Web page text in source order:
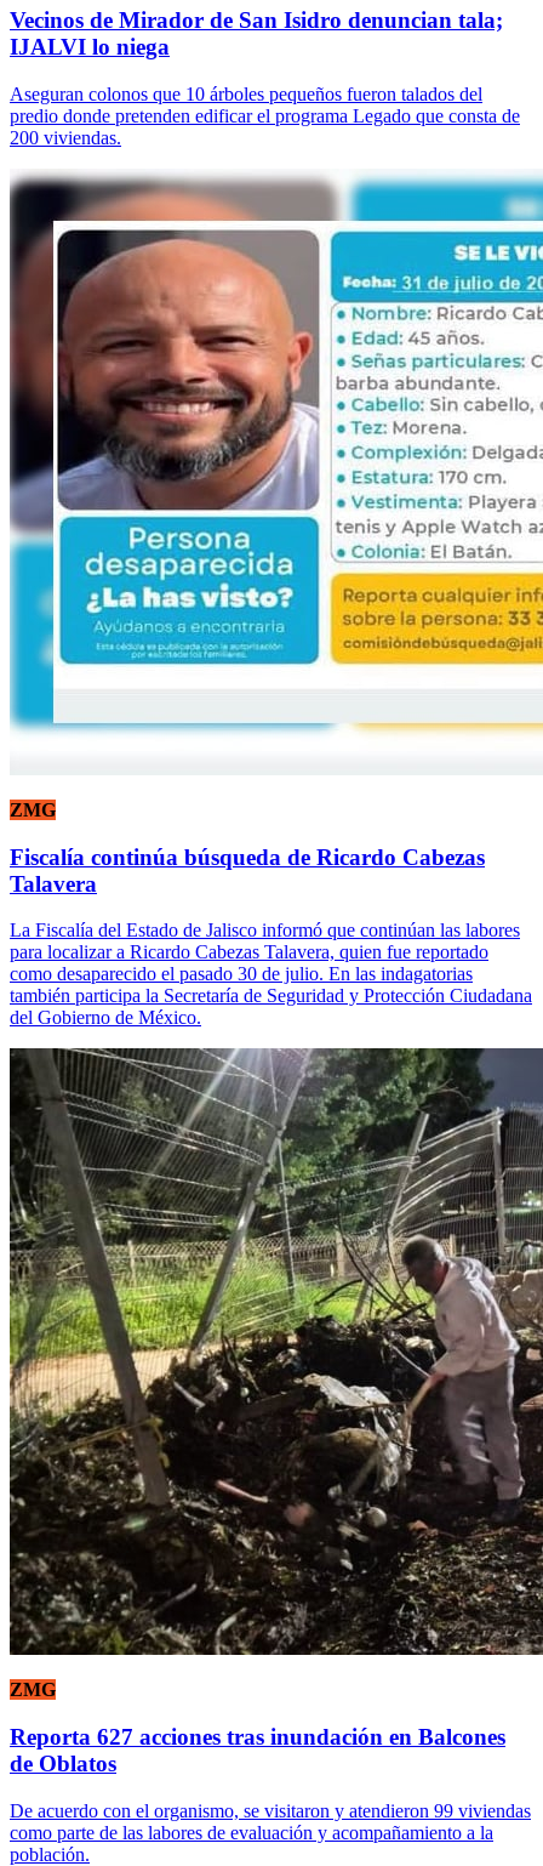
Vecinos de Mirador de San Isidro denuncian tala;
IJALVI lo niega
Aseguran colonos que 10 árboles pequeños fueron talados del
predio donde pretenden edificar el programa Legado que consta de
200 viviendas.
ZMG
Fiscalía continúa búsqueda de Ricardo Cabezas
Talavera
La Fiscalía del Estado de Jalisco informó que continúan las labores
para localizar a Ricardo Cabezas Talavera, quien fue reportado
como desaparecido el pasado 30 de julio. En las indagatorias
también participa la Secretaría de Seguridad y Protección Ciudadana
del Gobierno de México.
ZMG
Reporta 627 acciones tras inundación en Balcones
de Oblatos
De acuerdo con el organismo, se visitaron y atendieron 99 viviendas
como parte de las labores de evaluación y acompañamiento a la
población.